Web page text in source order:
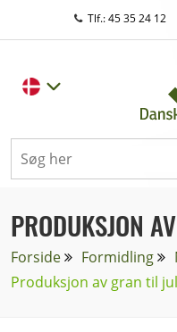
Tlf.: 45 35 24 12
PRODUKSJON
Forside Formidling
Produksjon av gran til